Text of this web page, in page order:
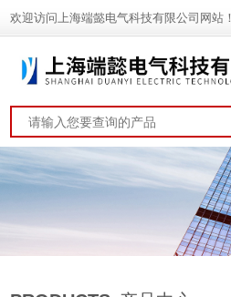
欢迎访问上海端懿电气科技有限公司网站！